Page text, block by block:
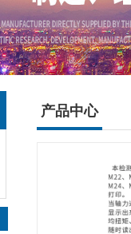
产品中心